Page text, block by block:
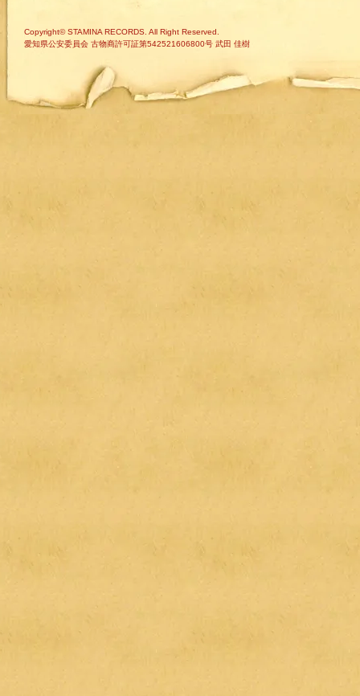
Copyright© STAMINA RECORDS. All Right Reserved.
愛知県公安委員会 古物商許可証第542521606800号 武田 佳樹